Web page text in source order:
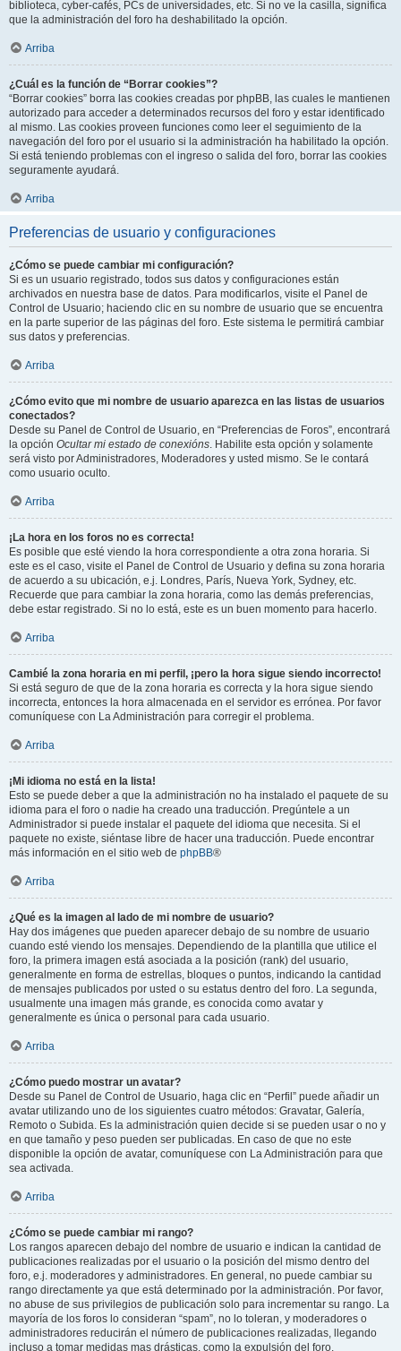
biblioteca, cyber-cafés, PCs de universidades, etc. Si no ve la casilla, significa
que la administración del foro ha deshabilitado la opción.
Arriba
¿Cuál es la función de “Borrar cookies”?
“Borrar cookies” borra las cookies creadas por phpBB, las cuales le mantienen
autorizado para acceder a determinados recursos del foro y estar identificado
al mismo. Las cookies proveen funciones como leer el seguimiento de la
navegación del foro por el usuario si la administración ha habilitado la opción.
Si está teniendo problemas con el ingreso o salida del foro, borrar las cookies
seguramente ayudará.
Arriba
Preferencias de usuario y configuraciones
¿Cómo se puede cambiar mi configuración?
Si es un usuario registrado, todos sus datos y configuraciones están
archivados en nuestra base de datos. Para modificarlos, visite el Panel de
Control de Usuario; haciendo clic en su nombre de usuario que se encuentra
en la parte superior de las páginas del foro. Este sistema le permitirá cambiar
sus datos y preferencias.
Arriba
¿Cómo evito que mi nombre de usuario aparezca en las listas de usuarios
conectados?
Desde su Panel de Control de Usuario, en “Preferencias de Foros”, encontrará
la opción Ocultar mi estado de conexións. Habilite esta opción y solamente
será visto por Administradores, Moderadores y usted mismo. Se le contará
como usuario oculto.
Arriba
¡La hora en los foros no es correcta!
Es posible que esté viendo la hora correspondiente a otra zona horaria. Si
este es el caso, visite el Panel de Control de Usuario y defina su zona horaria
de acuerdo a su ubicación, e.j. Londres, París, Nueva York, Sydney, etc.
Recuerde que para cambiar la zona horaria, como las demás preferencias,
debe estar registrado. Si no lo está, este es un buen momento para hacerlo.
Arriba
Cambié la zona horaria en mi perfil, ¡pero la hora sigue siendo incorrecto!
Si está seguro de que de la zona horaria es correcta y la hora sigue siendo
incorrecta, entonces la hora almacenada en el servidor es errónea. Por favor
comuníquese con La Administración para corregir el problema.
Arriba
¡Mi idioma no está en la lista!
Esto se puede deber a que la administración no ha instalado el paquete de su
idioma para el foro o nadie ha creado una traducción. Pregúntele a un
Administrador si puede instalar el paquete del idioma que necesita. Si el
paquete no existe, siéntase libre de hacer una traducción. Puede encontrar
más información en el sitio web de phpBB®
Arriba
¿Qué es la imagen al lado de mi nombre de usuario?
Hay dos imágenes que pueden aparecer debajo de su nombre de usuario
cuando esté viendo los mensajes. Dependiendo de la plantilla que utilice el
foro, la primera imagen está asociada a la posición (rank) del usuario,
generalmente en forma de estrellas, bloques o puntos, indicando la cantidad
de mensajes publicados por usted o su estatus dentro del foro. La segunda,
usualmente una imagen más grande, es conocida como avatar y
generalmente es única o personal para cada usuario.
Arriba
¿Cómo puedo mostrar un avatar?
Desde su Panel de Control de Usuario, haga clic en “Perfil” puede añadir un
avatar utilizando uno de los siguientes cuatro métodos: Gravatar, Galería,
Remoto o Subida. Es la administración quien decide si se pueden usar o no y
en que tamaño y peso pueden ser publicadas. En caso de que no este
disponible la opción de avatar, comuníquese con La Administración para que
sea activada.
Arriba
¿Cómo se puede cambiar mi rango?
Los rangos aparecen debajo del nombre de usuario e indican la cantidad de
publicaciones realizadas por el usuario o la posición del mismo dentro del
foro, e.j. moderadores y administradores. En general, no puede cambiar su
rango directamente ya que está determinado por la administración. Por favor,
no abuse de sus privilegios de publicación solo para incrementar su rango. La
mayoría de los foros lo consideran “spam”, no lo toleran, y moderadores o
administradores reducirán el número de publicaciones realizadas, llegando
incluso a tomar medidas mas drásticas, como la expulsión del foro.